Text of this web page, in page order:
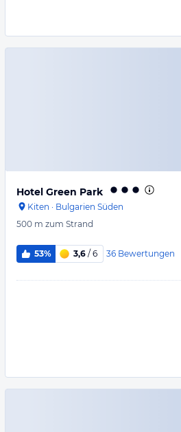
Hotel Green Park
Kiten · Bulgarien Süden
500 m zum Strand
53% 3,6 / 6 36 Bewertungen